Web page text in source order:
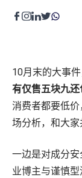
目录维护
高级零售分
程序化展示
零售卓越
品牌保护
费用收回
供应链与物
创意内容
10月末的大事
有仅售五块九还
消费者都要低价
场分析，和大
一边是对成分
业博主与谨慎